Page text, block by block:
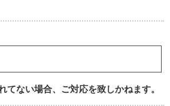
てない場合、ご対応を致しかねます。